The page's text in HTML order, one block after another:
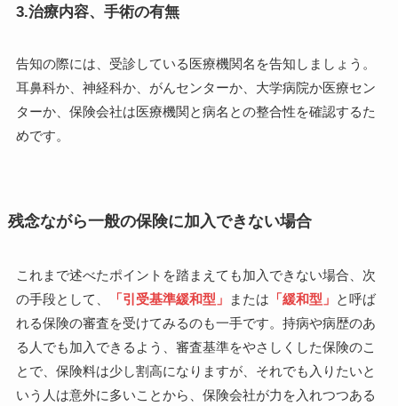
3.治療内容、手術の有無
告知の際には、受診している医療機関名を告知しましょう。
耳鼻科か、神経科か、がんセンターか、大学病院か医療セン
ターか、保険会社は医療機関と病名との整合性を確認するた
めです。
残念ながら一般の保険に加入できない場合
これまで述べたポイントを踏まえても加入できない場合、次
の手段として、
「引受基準緩和型」 または 「緩和型」 と呼ば
れる保険の審査を受けてみるのも一手です。持病や病歴のあ
る人でも加入できるよう、審査基準をやさしくした保険のこ
とで、保険料は少し割高になりますが、それでも入りたいと
いう人は意外に多いことから、保険会社が力を入れつつある